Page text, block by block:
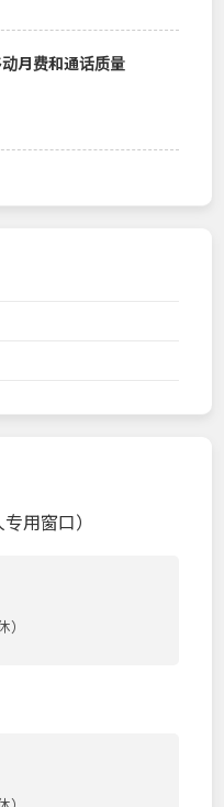
月费和通话质量
用窗口）